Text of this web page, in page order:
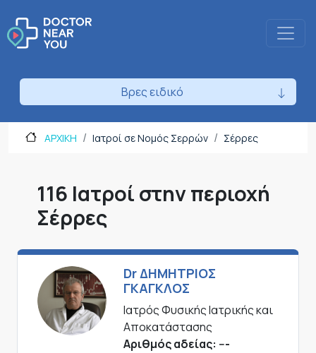
Βρες ειδικό
ΑΡΧΙΚΗ Ιατροί σε Νομός Σερρών Σέρρες
116 Ιατροί στην περιοχή
Σέρρες
Dr ΔΗΜΗΤΡΙΟΣ
ΓΚΑΓΚΛΟΣ
Ιατρός Φυσικής Ιατρικής και
Αποκατάστασης
Αριθμός αδείας: ---